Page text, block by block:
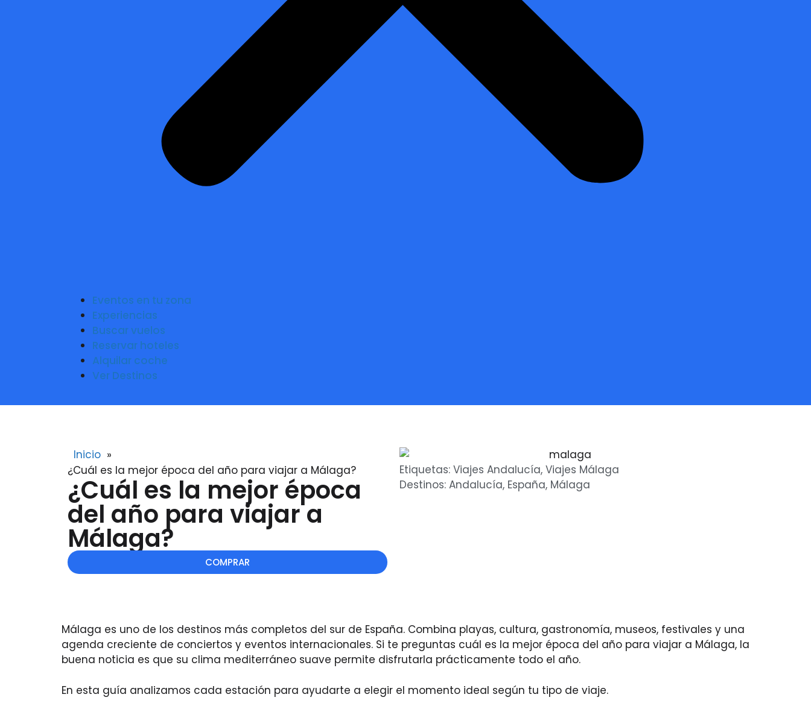
Eventos en tu zona
Experiencias
Buscar vuelos
Reservar hoteles
Alquilar coche
Ver Destinos
Inicio »
¿Cuál es la mejor época del año para viajar a Málaga?
¿Cuál es la mejor época
del año para viajar a
Málaga?
COMPRAR
Etiquetas: Viajes Andalucía, Viajes Málaga
Destinos: Andalucía, España, Málaga
Málaga es uno de los destinos más completos del sur de España. Combina playas, cultura, gastronomía, museos, festivales y una
agenda creciente de conciertos y eventos internacionales. Si te preguntas cuál es la mejor época del año para viajar a Málaga, la
buena noticia es que su clima mediterráneo suave permite disfrutarla prácticamente todo el año.
En esta guía analizamos cada estación para ayudarte a elegir el momento ideal según tu tipo de viaje.